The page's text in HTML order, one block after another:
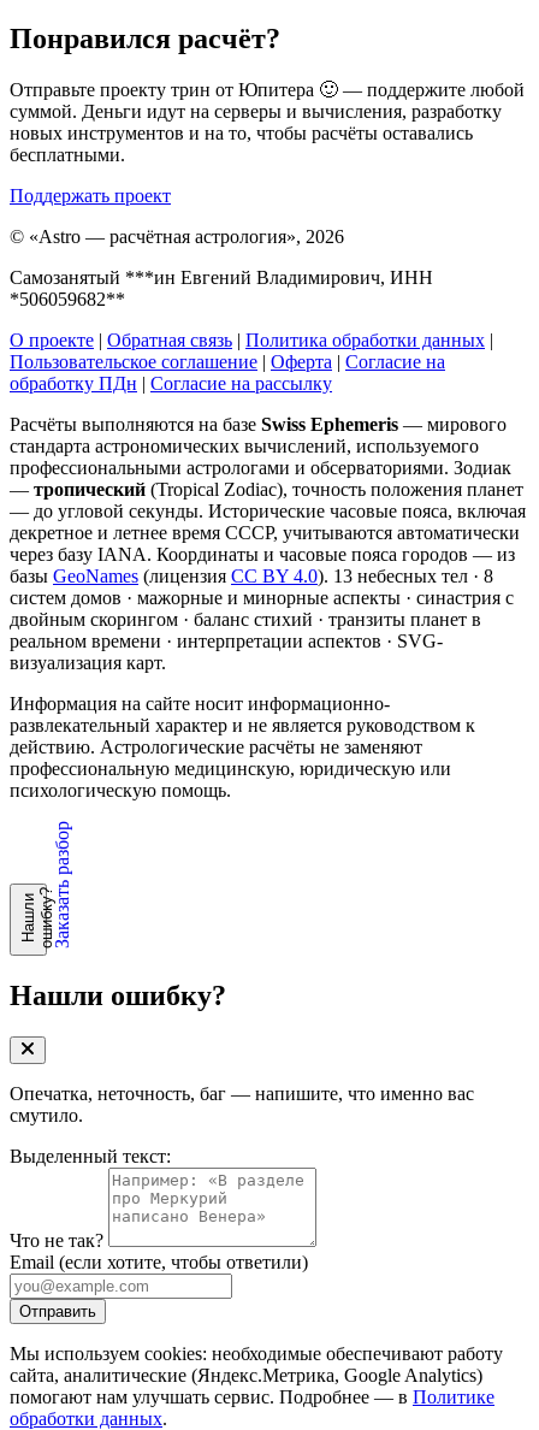
Понравился расчёт?
Отправьте проекту трин от Юпитера 🙂 — поддержите любой
суммой. Деньги идут на серверы и вычисления, разработку
новых инструментов и на то, чтобы расчёты оставались
бесплатными.
Поддержать проект
© «Astro — расчётная астрология», 2026
Самозанятый ***ин Евгений Владимирович, ИНН
*506059682**
О проекте | Обратная связь | Политика обработки данных |
Пользовательское соглашение | Оферта | Согласие на
обработку ПДн | Согласие на рассылку
Расчёты выполняются на базе Swiss Ephemeris — мирового
стандарта астрономических вычислений, используемого
профессиональными астрологами и обсерваториями. Зодиак
— тропический (Tropical Zodiac), точность положения планет
— до угловой секунды. Исторические часовые пояса, включая
декретное и летнее время СССР, учитываются автоматически
через базу IANA. Координаты и часовые пояса городов — из
базы GeoNames (лицензия CC BY 4.0). 13 небесных тел · 8
систем домов · мажорные и минорные аспекты · синастрия с
двойным скорингом · баланс стихий · транзиты планет в
реальном времени · интерпретации аспектов · SVG-
визуализация карт.
Информация на сайте носит информационно-
развлекательный характер и не является руководством к
действию. Астрологические расчёты не заменяют
профессиональную медицинскую, юридическую или
психологическую помощь.
Н
а
ш
л
и
о
ш
и
б
к
у?Заказать разбор
Нашли ошибку?
Опечатка, неточность, баг — напишите, что именно вас
смутило.
Выделенный текст:
Что не так?
Email (если хотите, чтобы ответили)
Отправить
Мы используем cookies: необходимые обеспечивают работу
сайта, аналитические (Яндекс.Метрика, Google Analytics)
помогают нам улучшать сервис. Подробнее — в Политике
обработки данных.